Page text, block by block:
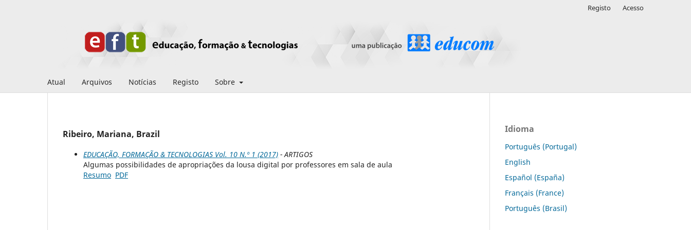
Atual Arquivos Notícias Registo Sobre
Registo Acesso
Ribeiro, Mariana, Brazil
EDUCAÇÃO, FORMAÇÃO & TECNOLOGIAS Vol. 10 N.º 1 (2017) - ARTIGOS
Algumas possibilidades de apropriações da lousa digital por professores em sala de aula
Resumo PDF
Idioma
Português (Portugal)
English
Español (España)
Français (France)
Português (Brasil)